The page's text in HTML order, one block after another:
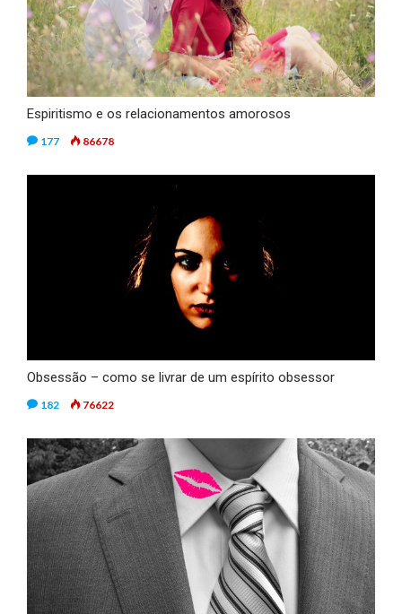
Espiritismo e os relacionamentos amorosos
177 86678
Obsessão – como se livrar de um espírito obsessor
182 76622